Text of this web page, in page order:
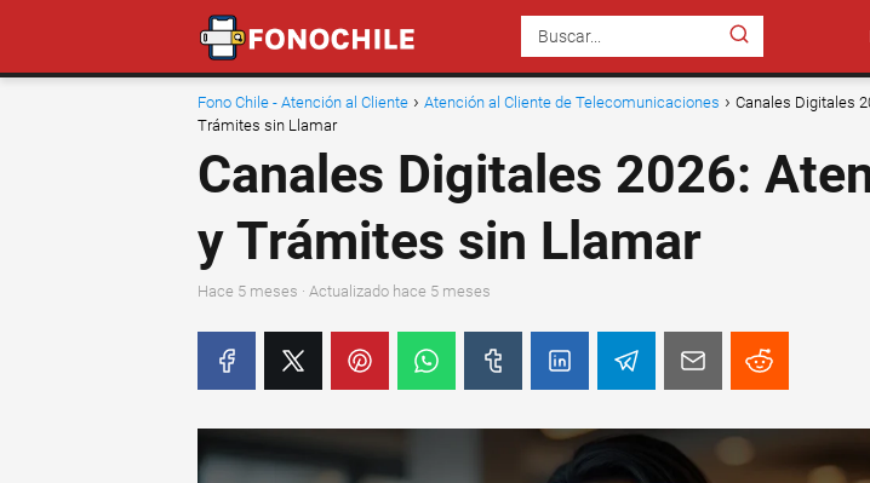
Fono Chile - Atención al Cliente Atención al Cliente de Telecomunicaciones
Canales Digitales
Trámites sin Llamar
Canales Digitales 2026:
y Trámites sin Llamar
hace 5 meses · Actualizado hace 5 meses